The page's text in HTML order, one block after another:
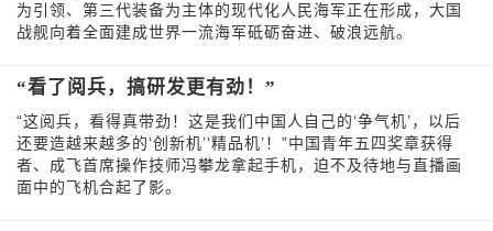
为引领、第三代装备为主体的现代化人民海军正在形成，大国
战舰向着全面建成世界一流海军砥砺奋进、破浪远航。
“看了阅兵，搞研发更有劲！”
“这阅兵，看得真带劲！这是我们中国人自己的‘争气机’，以后
还要造越来越多的‘创新机’‘精品机’！”中国青年五四奖章获得
者、成飞首席操作技师冯攀龙拿起手机，迫不及待地与直播画
面中的飞机合起了影。